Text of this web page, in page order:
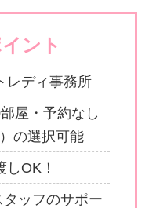
ント
レディ事務所
屋・予約なし
の選択可能
OK！
ッフのサポー